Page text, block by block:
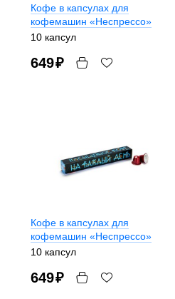
Кофе в капсулах для
кофемашин «Неспрессо»
10 капсул
649₽
Кофе в капсулах для
кофемашин «Неспрессо»
10 капсул
649₽